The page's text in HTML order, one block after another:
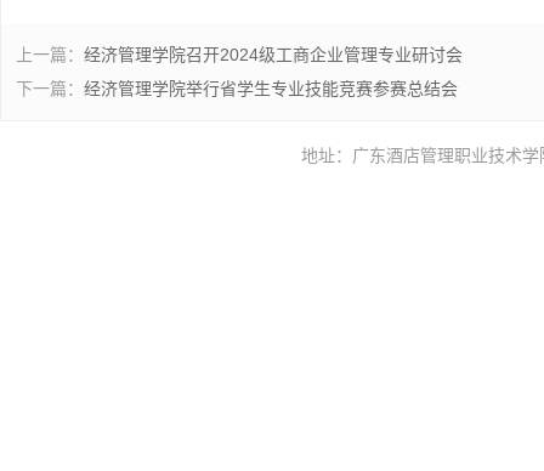
上一篇： 经济管理学院召开2024级工商企业管理专业研讨会
下一篇： 经济管理学院举行省学生专业技能竞赛参赛总结会
地址：广东酒店管理职业技术